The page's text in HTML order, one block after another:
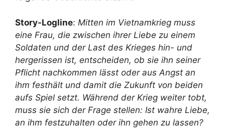
Story-Logline: Mitten im Vietnamkrieg muss
eine Frau, die zwischen ihrer Liebe zu einem
Soldaten und der Last des Krieges hin- und
hergerissen ist, entscheiden, ob sie ihn seiner
Pflicht nachkommen lässt oder aus Angst an
ihm festhält und damit die Zukunft von beiden
aufs Spiel setzt. Während der Krieg weiter tobt,
muss sie sich der Frage stellen: Ist wahre Liebe,
an ihm festzuhalten oder ihn gehen zu lassen?